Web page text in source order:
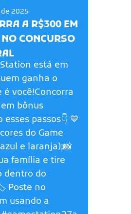
2025
A R$300 EM
CONCURSO
está em
ganha o
é você!Concorra
bônus
esses passos👇 💙
do Game
e laranja);📸
família e tire
dentro do
Poste no
usando a